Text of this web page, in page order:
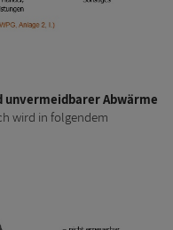
unvermeidbarer Abwärme
wird in folgendem